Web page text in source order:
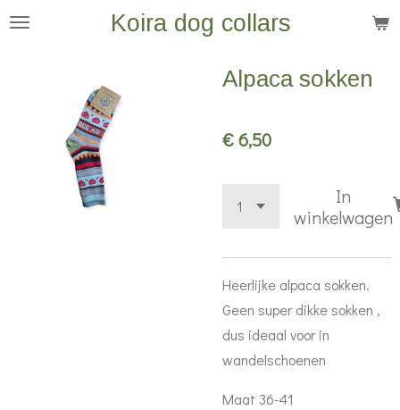
Ga
hoofdinhoud
Koira dog collars
Alpaca sokken
€ 6,50
In
winkelwagen
Heerlijke alpaca sokken.
Geen super dikke sokken ,
dus ideaal voor in
wandelschoenen
Maat 36-41